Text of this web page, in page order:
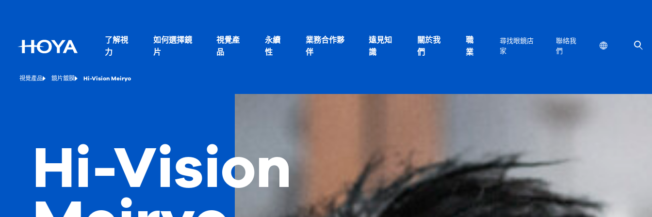
了解視
力
如何選擇鏡
片
視覺產
品
永續
性
業務合作夥
伴
遠見知
識
關於我
們
職
業
尋找眼鏡店
家
聯絡我
們
Location
視覺產品 鏡片鍍膜 Hi-Vision Meiryo
Hi-Vision